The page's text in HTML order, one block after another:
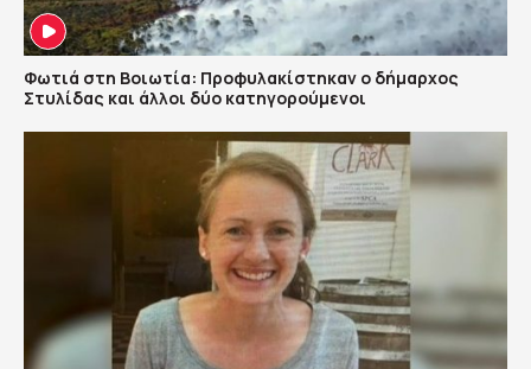
Φωτιά στη Βοιωτία: Προφυλακίστηκαν ο δήμαρχος
Στυλίδας και άλλοι δύο κατηγορούμενοι